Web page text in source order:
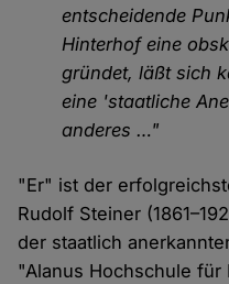
entscheidende
Hinterhof eine
gründet, läßt sich
eine 'staatliche
anderes …"
"Er" ist der
Rudolf Steiner
der staatlich
"Alanus Hochschule für